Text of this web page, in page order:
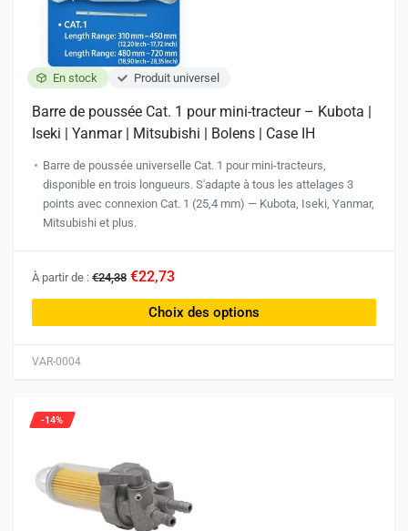
page
produitEn stock Produit universel
VAR-0004
Barre de poussée Cat. 1 pour mini-tracteur – Kubota |
Iseki | Yanmar | Mitsubishi | Bolens | Case IH
Barre de poussée universelle Cat. 1 pour mini-tracteurs,
disponible en trois longueurs. S'adapte à tous les attelages 3
points avec connexion Cat. 1 (25,4 mm) — Kubota, Iseki, Yanmar,
Mitsubishi et plus.
À partir de : €24,38 €22,73
Choix des options
produit
a
plusieurs
Les
peuvent
sur
-14%